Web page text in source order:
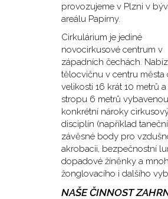
provozujeme v Plzni v
areálu Papírny.
Cirkulárium je jediné
novocirkusové centrum v
západních čechách.
tělocvičnu v centru města
velikosti 16 krát 10 metrů
stropu 6 metrů
konkrétní nároky
disciplín (například
závěsné body pro
akrobacii, bezpečnostní
dopadové žíněnky a
žonglovacího i dalšího
NAŠE ČINNOST